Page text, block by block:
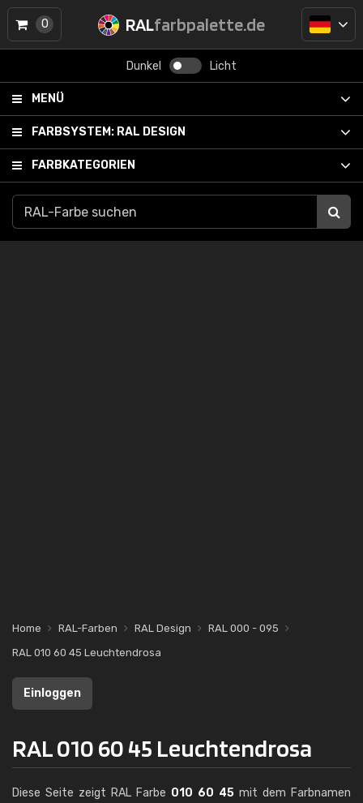
RALfarbpalette.de
Dunkel Licht
MENÜ
FARBSYSTEM: RAL DESIGN
FARBKATEGORIEN
0
Home RAL-Farben RAL Design
RAL 000 - 095
RAL 010 60 45 Leuchtendrosa
Einloggen
RAL 010 60 45 Leuchtendrosa
Diese Seite zeigt RAL Farbe 010 60 45 mit dem Farbnamen